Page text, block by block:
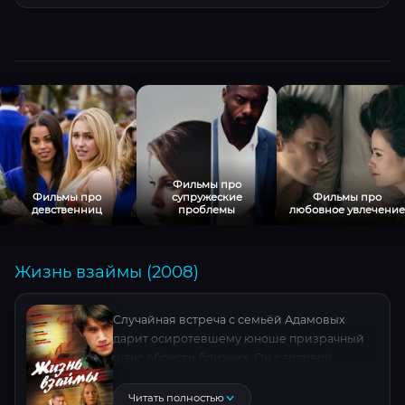
Фильмы про
девственниц
Фильмы про
супружеские
проблемы
Фильмы про
любовное увлечение
Жизнь взаймы (2008)
Случайная встреча с семьёй Адамовых
дарит осиротевшему юноше призрачный
семейства погряз в наркотиках и
Читать полностью